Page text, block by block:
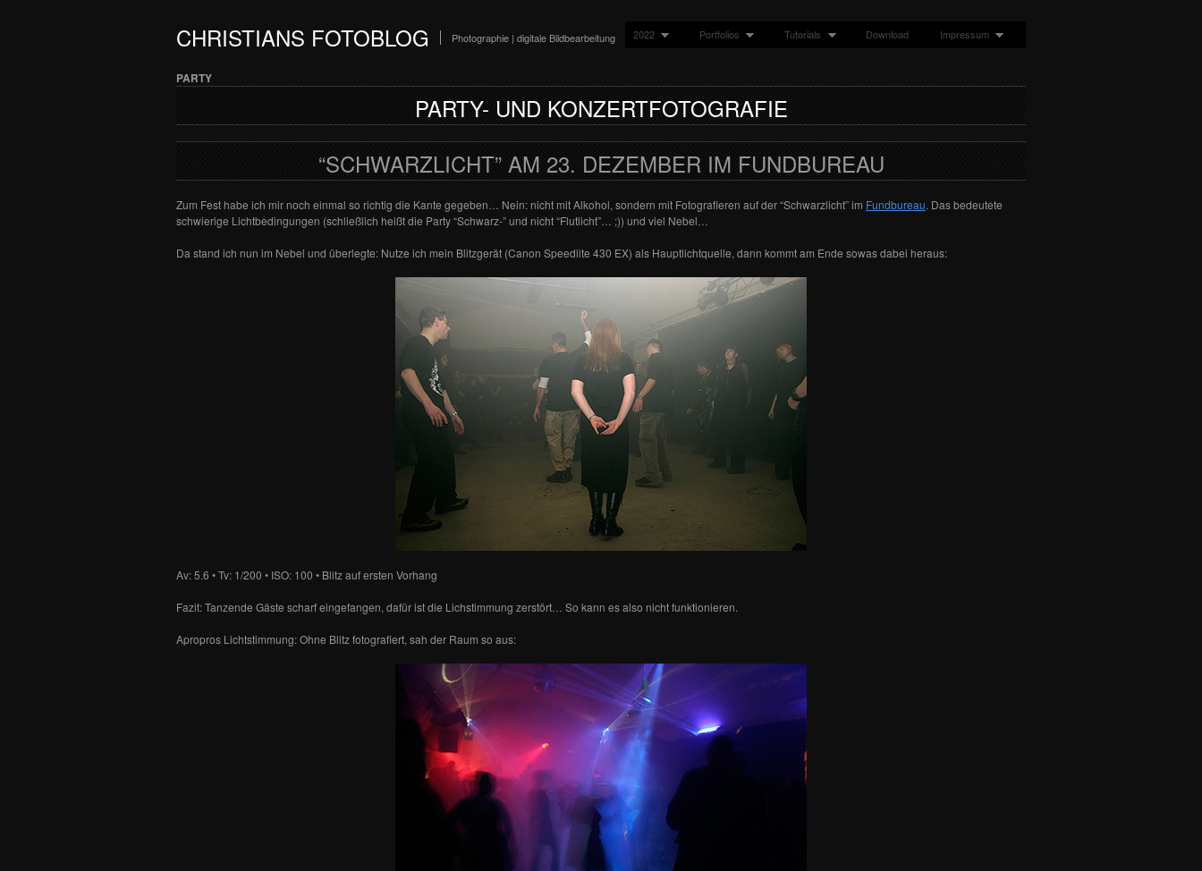
CHRISTIANS FOTOBLOG Photographie | digitale Bildbearbeitung 2022 Portfolios Tutorials Download Impressum
PARTY
PARTY- UND KONZERTFOTOGRAFIE
“SCHWARZLICHT” AM 23. DEZEMBER IM FUNDBUREAU
Zum Fest habe ich mir noch einmal so richtig die Kante gegeben… Nein: nicht mit Alkohol, sondern mit Fotografieren auf der “Schwarzlicht” im Fundbureau. Das bedeutete
schwierige Lichtbedingungen (schließlich heißt die Party “Schwarz-” und nicht “Flutlicht”… ;)) und viel Nebel…
Da stand ich nun im Nebel und überlegte: Nutze ich mein Blitzgerät (Canon Speedlite 430 EX) als Hauptlichtquelle, dann kommt am Ende sowas dabei heraus:
Av: 5.6 • Tv: 1/200 • ISO: 100 • Blitz auf ersten Vorhang
Fazit: Tanzende Gäste scharf eingefangen, dafür ist die Lichstimmung zerstört… So kann es also nicht funktionieren.
Apropros Lichtstimmung: Ohne Blitz fotografiert, sah der Raum so aus: